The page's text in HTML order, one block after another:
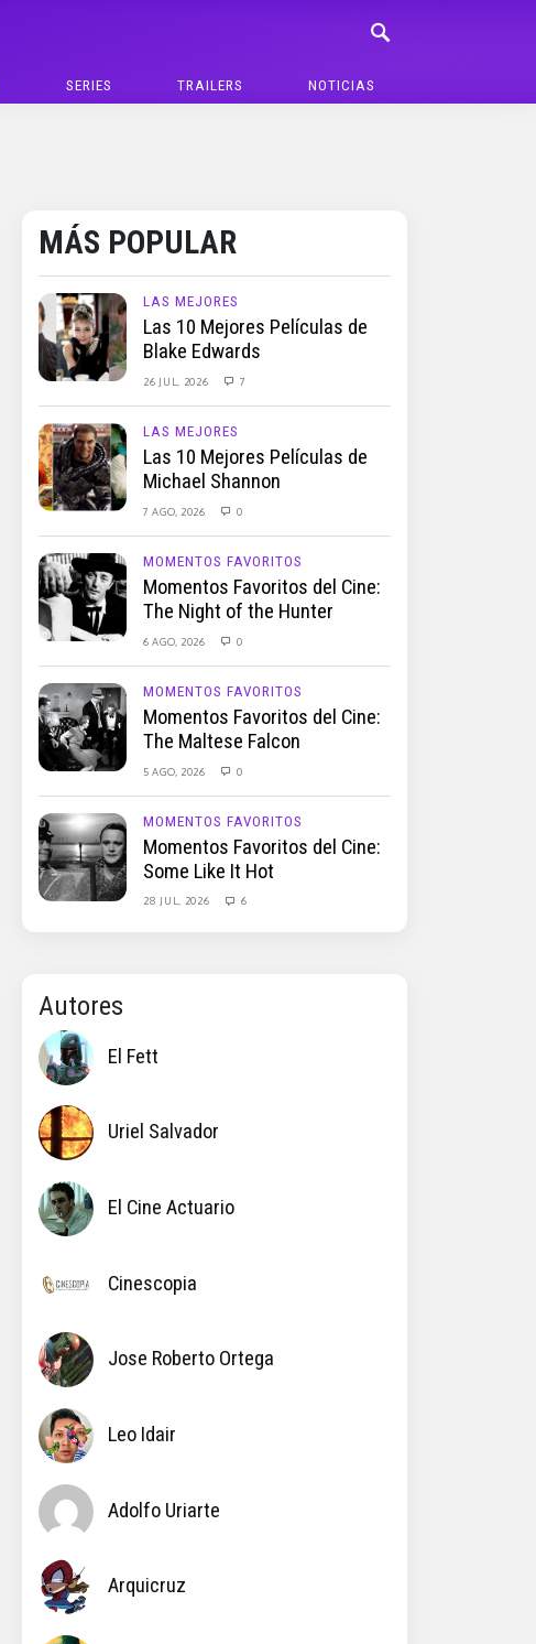
SERIES TRAILERS NOTICIAS
MÁS POPULAR
LAS MEJORES
Las 10 Mejores Películas de
Blake Edwards
26 JUL, 2026 7
LAS MEJORES
Las 10 Mejores Películas de
Michael Shannon
7 AGO, 2026 0
MOMENTOS FAVORITOS
Momentos Favoritos del Cine:
The Night of the Hunter
6 AGO, 2026 0
MOMENTOS FAVORITOS
Momentos Favoritos del Cine:
The Maltese Falcon
5 AGO, 2026 0
MOMENTOS FAVORITOS
Momentos Favoritos del Cine:
Some Like It Hot
28 JUL, 2026 6
Autores
El Fett
Uriel Salvador
El Cine Actuario
Cinescopia
Jose Roberto Ortega
Leo Idair
Adolfo Uriarte
Arquicruz